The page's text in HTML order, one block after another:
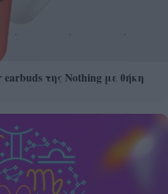
της Nothing με θήκη